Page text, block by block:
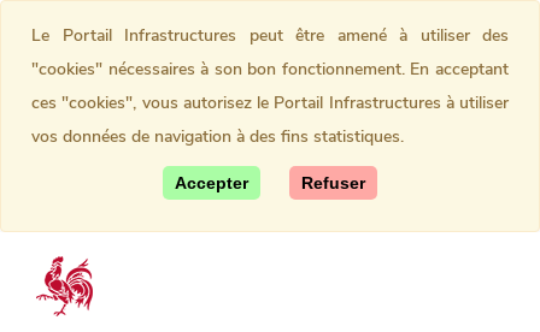
Le Portail Infrastructures peut être amené à utiliser des
"cookies" nécessaires à son bon fonctionnement. En acceptant
ces "cookies", vous autorisez le Portail Infrastructures à utiliser
vos données de navigation à des fins statistiques.
Accepter Refuser